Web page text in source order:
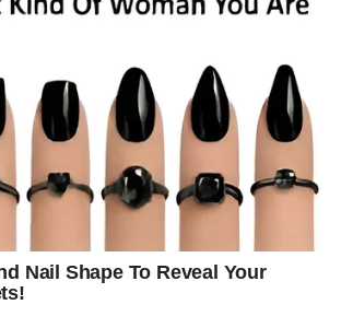
obrazaca koji su nas sputavali.
maske padaju. Kada iluzije blede. Kada
praviti se da nešto ne vidimo.
zatvara – zatvara se zauvek.